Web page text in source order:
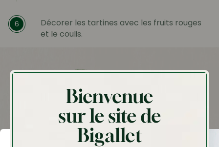
Bienvenue
sur le site de
Bigallet
6
Décorer les tartines avec les fruits rouges
et le coulis.
Idées recettes
A tester aussi